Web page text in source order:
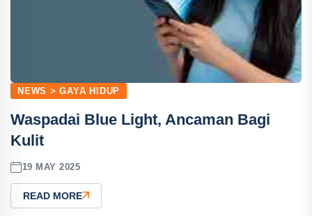
NEWS > GAYA HIDUP
Waspadai Blue Light, Ancaman Bagi
Kulit
19 MAY 2025
READ MORE